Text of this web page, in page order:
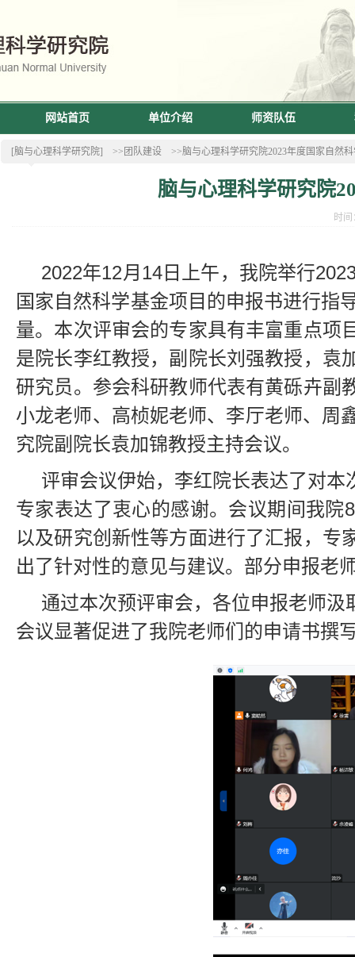
网站首页 单位介绍 师资队伍
[脑与心理科学研究院] >>团队建设 >>脑与心理科学研究院2023年度国家自然
脑与心理科学研究院
时
2022年12月14日上午，我院举行
国家自然科学基金项目的申报书进行指
量。本次评审会的专家具有丰富重点项
是院长李红教授，副院长刘强教授，袁
研究员。参会科研教师代表有黄砾卉副
小龙老师、高桢妮老师、李厅老师、周
究院副院长袁加锦教授主持会议。
评审会议伊始，李红院长表达了对
专家表达了衷心的感谢。会议期间我
以及研究创新性等方面进行了汇报，专
出了针对性的意见与建议。部分申报老
通过本次预评审会，各位申报老师
会议显著促进了我院老师们的申请书撰